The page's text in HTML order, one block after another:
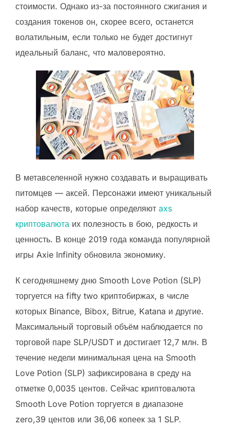
стоимости. Однако из-за постоянного сжигания и
создания токенов он, скорее всего, останется
волатильным, если только не будет достигнут
идеальный баланс, что маловероятно.
В метавселенной нужно создавать и выращивать
питомцев — аксей. Персонажи имеют уникальный
набор качеств, которые определяют axs
криптовалюта их полезность в бою, редкость и
ценность. В конце 2019 года команда популярной
игры Axie Infinity обновила экономику.
К сегодняшнему дню Smooth Love Potion (SLP)
торгуется на fifty two криптобиржах, в числе
которых Binance, Bibox, Bitrue, Katana и другие.
Максимальный торговый объём наблюдается по
торговой паре SLP/USDT и достигает 12,7 млн. В
течение недели минимальная цена на Smooth
Love Potion (SLP) зафиксирована в среду на
отметке 0,0035 центов. Сейчас криптовалюта
Smooth Love Potion торгуется в диапазоне
zero,39 центов или 36,06 копеек за 1 SLP.